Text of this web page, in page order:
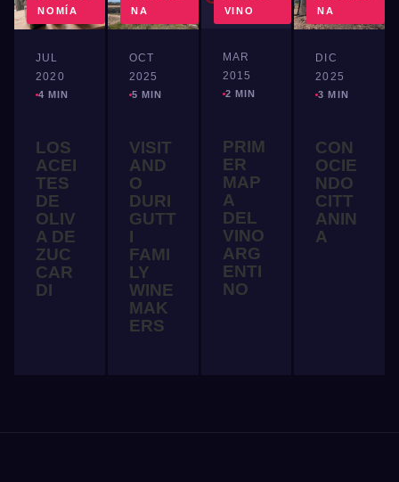
NOMÍA
JUL
2020
4 MIN
LOS
ACEI
TES
DE
OLIV
A DE
ZUC
CAR
DI
NA
OCT
2025
5 MIN
VISIT
AND
O
DURI
GUTT
I
FAMI
LY
WINE
MAK
ERS
VINO
MAR
2015
2 MIN
PRIM
ER
MAP
A
DEL
VINO
ARG
ENTI
NO
NA
DIC
2025
3 MIN
CON
OCIE
NDO
CITT
ANIN
A